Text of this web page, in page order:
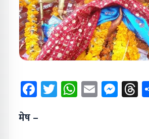
Facebook
Twitter
WhatsApp
Email
मेष –